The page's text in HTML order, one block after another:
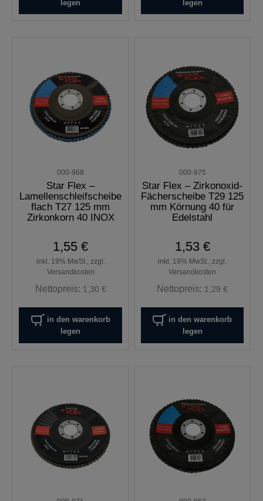
legen legen
000-968
Star Flex –
Lamellenschleifscheibe
flach T27 125 mm
Zirkonkorn 40 INOX
1,55 €
inkl. 19% MwSt., zzgl.
Versandkosten
Nettopreis: 1,30 €
in den warenkorb
legen
000-975
Star Flex – Zirkonoxid-
Fächerscheibe T29 125
mm Körnung 40 für
Edelstahl
1,53 €
inkl. 19% MwSt., zzgl.
Versandkosten
Nettopreis: 1,29 €
in den warenkorb
legen